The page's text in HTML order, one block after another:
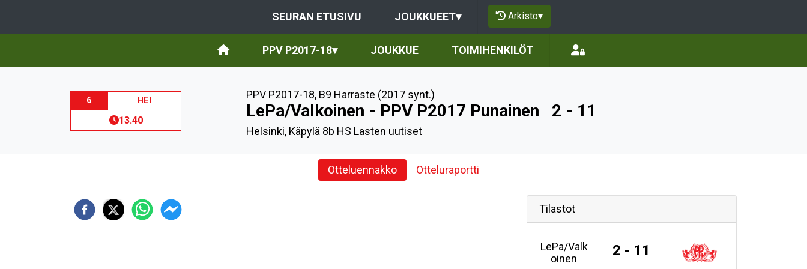
SEURAN ETUSIVU JOUKKUEET▾ Arkisto▾
PPV P2017-18▾ JOUKKUE TOIMIHENKILÖT
6 HEI
13.40
PPV P2017-18, B9 Harraste (2017 synt.)
LePa/Valkoinen - PPV P2017 Punainen 2 - 11
Helsinki, Käpylä 8b HS Lasten uutiset
Otteluennakko Otteluraportti
Tilastot
LePa/Valk
oinen
2 - 11